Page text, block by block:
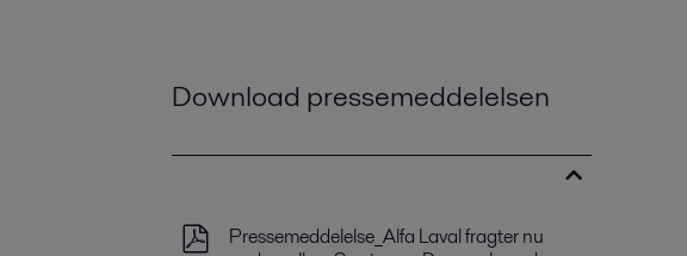
Download pressemeddelelsen
Pressemeddelelse_Alfa Laval fragter nu